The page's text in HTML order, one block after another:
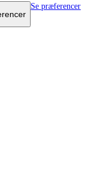
Se præferencer